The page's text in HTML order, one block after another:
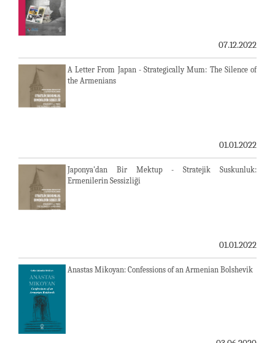
07.12.2022
A Letter From Japan - Strategically Mum: The Silence of
the Armenians
01.01.2022
Japonya'dan Bir Mektup - Stratejik Suskunluk:
Ermenilerin Sessizliği
01.01.2022
Anastas Mikoyan: Confessions of an Armenian Bolshevik